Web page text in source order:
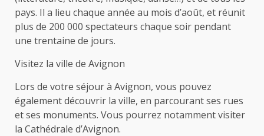
pays. Il a lieu chaque année au mois d’août, et réunit
plus de 200 000 spectateurs chaque soir pendant
une trentaine de jours.
Visitez la ville de Avignon
Lors de votre séjour à Avignon, vous pouvez
également découvrir la ville, en parcourant ses rues
et ses monuments. Vous pourrez notamment visiter
la Cathédrale d’Avignon.